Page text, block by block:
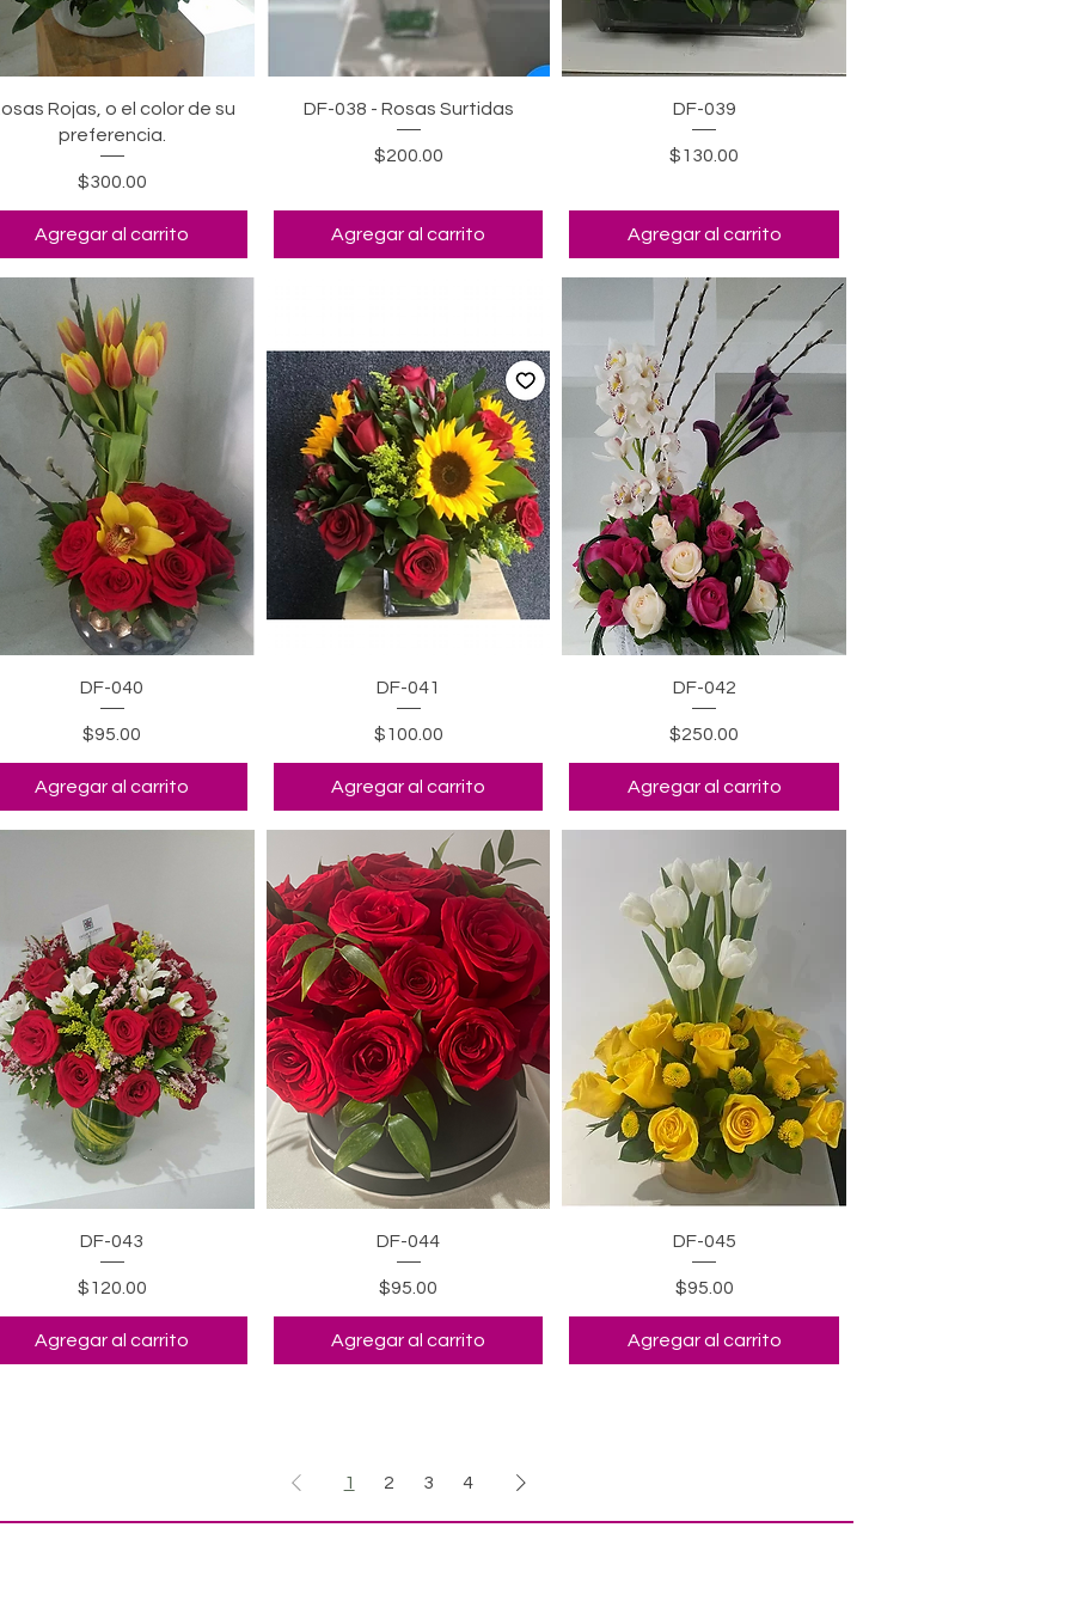
Vista rápida
Rojas, o el color de su
preferencia.
Precio
$300.00
Agregar al carrito
Vista rápida
DF-038 - Rosas Surtidas
Precio
$200.00
Agregar al carrito
Vista rápida
DF-039
Precio
$130.00
Agregar al carrito
Vista rápida
DF-040
Precio
$95.00
Agregar al carrito
Vista rápida
DF-041
Precio
$100.00
Agregar al carrito
Vista rápida
DF-042
Precio
$250.00
Agregar al carrito
Vista rápida
DF-043
Precio
$120.00
Agregar al carrito
Vista rápida
DF-044
Precio
$95.00
Agregar al carrito
Vista rápida
DF-045
Precio
$95.00
Agregar al carrito
1 2 3 4